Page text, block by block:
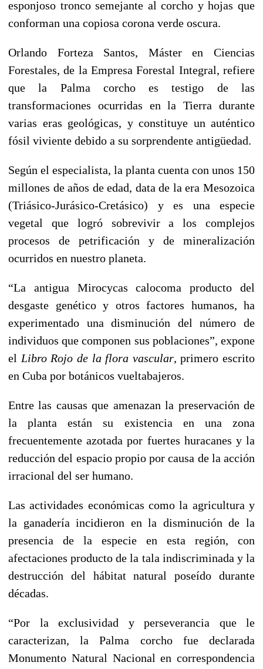
esponjoso tronco semejante al corcho y hojas que
conforman una copiosa corona verde oscura.
Orlando Forteza Santos, Máster en Ciencias
Forestales, de la Empresa Forestal Integral, refiere
que la Palma corcho es testigo de las
transformaciones ocurridas en la Tierra durante
varias eras geológicas, y constituye un auténtico
fósil viviente debido a su sorprendente antigüedad.
Según el especialista, la planta cuenta con unos 150
millones de años de edad, data de la era Mesozoica
(Triásico-Jurásico-Cretásico) y es una especie
vegetal que logró sobrevivir a los complejos
procesos de petrificación y de mineralización
ocurridos en nuestro planeta.
“La antigua Mirocycas calocoma producto del
desgaste genético y otros factores humanos, ha
experimentado una disminución del número de
individuos que componen sus poblaciones”, expone
el Libro Rojo de la flora vascular, primero escrito
en Cuba por botánicos vueltabajeros.
Entre las causas que amenazan la preservación de
la planta están su existencia en una zona
frecuentemente azotada por fuertes huracanes y la
reducción del espacio propio por causa de la acción
irracional del ser humano.
Las actividades económicas como la agricultura y
la ganadería incidieron en la disminución de la
presencia de la especie en esta región, con
afectaciones producto de la tala indiscriminada y la
destrucción del hábitat natural poseído durante
décadas.
“Por la exclusividad y perseverancia que le
caracterizan, la Palma corcho fue declarada
Monumento Natural Nacional en correspondencia